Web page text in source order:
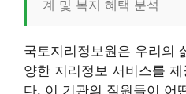
계 및 복지 혜택 분석
국토지리정보원은 우리의
양한 지리정보 서비스를
다. 이 기관의 직원들이 어